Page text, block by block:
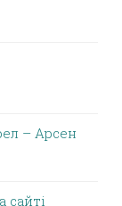
– Арсен
сайті